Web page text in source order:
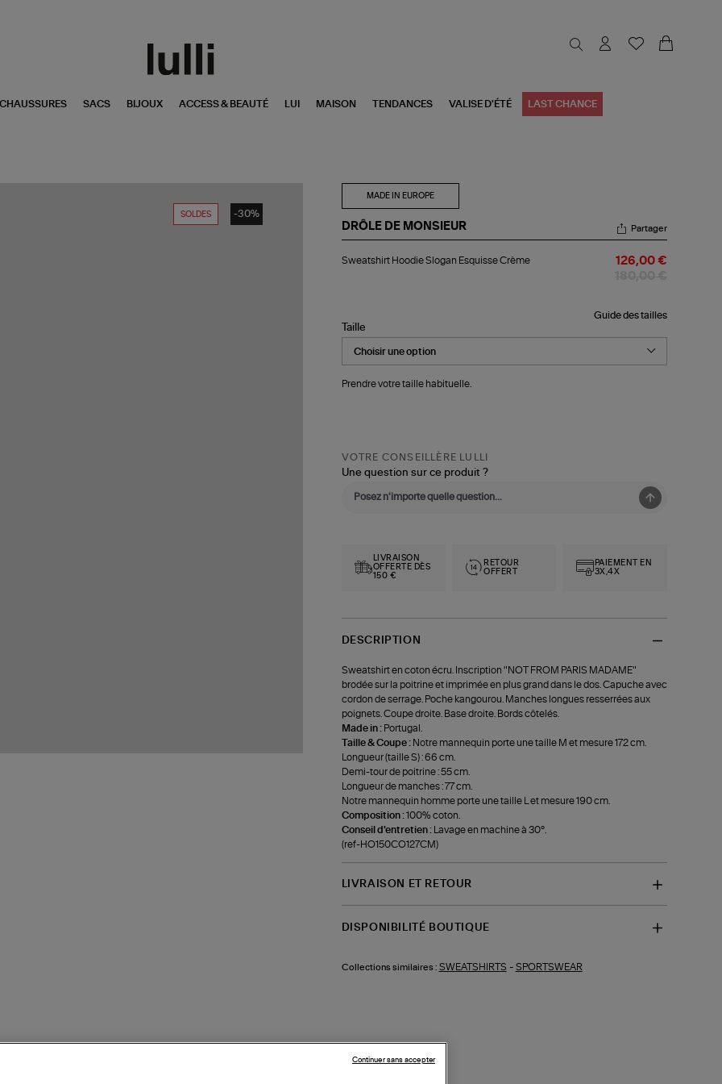
CHAUSSURES SACS BIJOUX ACCESS & BEAUTÉ LUI MAISON TENDANCES VALISE D'ÉTÉ LAST CHANCE
SOLDES -30%
MADE IN EUROPE
DRÔLE DE MONSIEUR
Hoodie
Partager
Sweatshirt Hoodie Slogan Esquisse Crème 126,00 €
Guide des tailles
Taille
Prendre votre taille habituelle.
VOTRE CONSEILLÈRE LULLI
Une question sur ce produit ?
LIVRAISON
OFFERTE DÈS
150 €
RETOUR
OFFERT
PAIEMENT EN
3X,4X
DESCRIPTION
Sweatshirt en coton écru. Inscription "NOT FROM PARIS MADAME"
brodée sur la poitrine et imprimée en plus grand dans le dos. Capuche avec
cordon de serrage. Poche kangourou. Manches longues resserrées aux
poignets. Coupe droite. Base droite. Bords côtelés.
Made in : Portugal.
Taille & Coupe : Notre mannequin porte une taille M et mesure 172 cm.
Longueur (taille S) : 66 cm.
Demi-tour de poitrine : 55 cm.
Longueur de manches : 77 cm.
Notre mannequin homme porte une taille L et mesure 190 cm.
Composition :100% coton.
Conseil d'entretien :
Lavage en machine à 30°.
(ref-HO150CO127CM)
LIVRAISON ET RETOUR
DISPONIBILITÉ BOUTIQUE
Collections similaires : SWEATSHIRTS - SPORTSWEAR
Continuer sans accepter